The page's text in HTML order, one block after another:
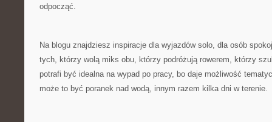
odpocząć.
Na blogu znajdziesz inspiracje dla wyjazdów solo, dla osób
tych, którzy wolą miks obu, którzy podróżują rowerem, którzy
potrafi być idealna na wypad po pracy, bo daje możliwość
może to być poranek nad wodą, innym razem kilka dni w terenie.